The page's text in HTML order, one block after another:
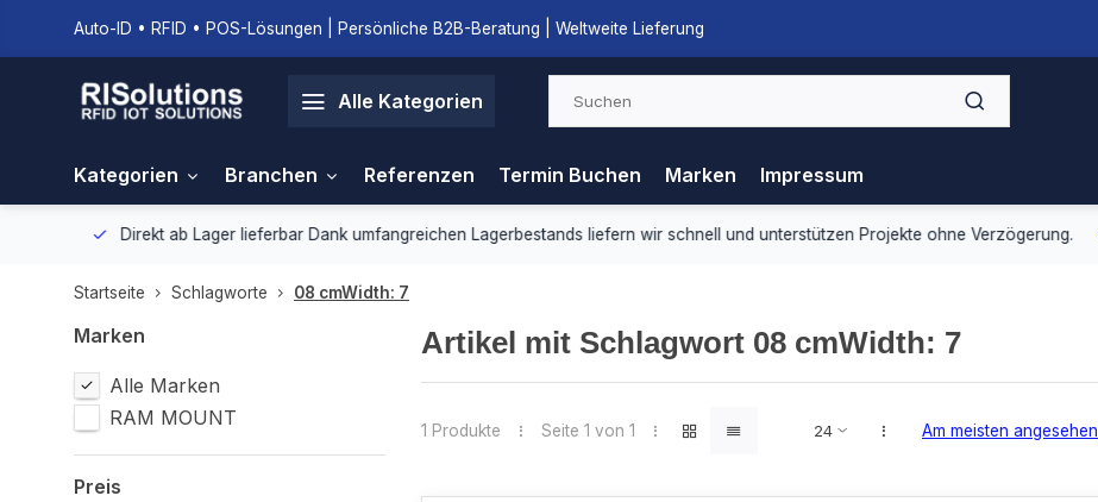
Auto-ID • RFID • POS-Lösungen | Persönliche B2B-Beratung | Weltweite Lieferung
Alle Kategorien
Kategorien Branchen Referenzen Termin Buchen Marken Impressum
Direkt ab Lager lieferbarDank umfangreichen Lagerbestands liefern wir schnell und unterstützen Projekte ohne Verzögerung.
Startseite Schlagworte 08 cmWidth: 7
Marken
Alle Marken
RAM MOUNT
Preis
Artikel mit Schlagwort 08 cmWidth: 7
1 Produkte Seite 1 von 1 Am meisten angesehen